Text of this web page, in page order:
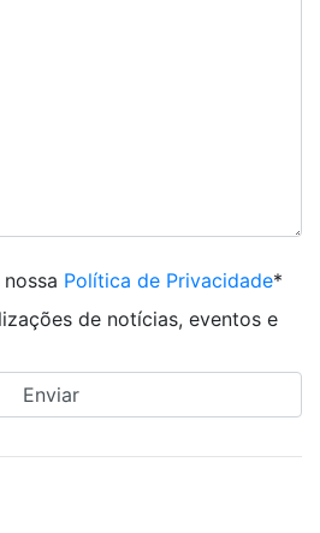
Política de Privacidade*
de notícias, eventos e